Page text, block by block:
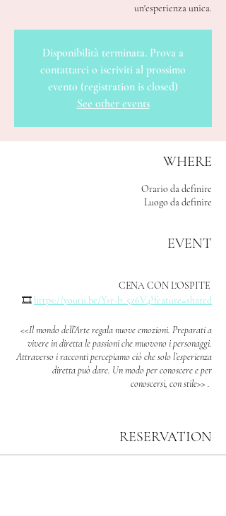
un'esperienza unica.
Disponibilità terminata. Prova a
contattarci o iscriviti al prossimo
evento (registration is closed)
See other events
WHERE
Orario da definire
Luogo da definire
EVENT
CENA CON L'OSPITE
🎞️https://youtu.be/Ysr-b_5z6V4?feature=shared
<<Il mondo dell’Arte regala nuove emozioni. Preparati a
vivere in diretta le passioni che muovono i personaggi.
Attraverso i racconti percepiamo ciò che solo l’esperienza
diretta può dare. Un modo per conoscere e per
conoscersi, con stile>> .
Christian Raimo ti invita per una cena a tema con:
.
RESERVATION